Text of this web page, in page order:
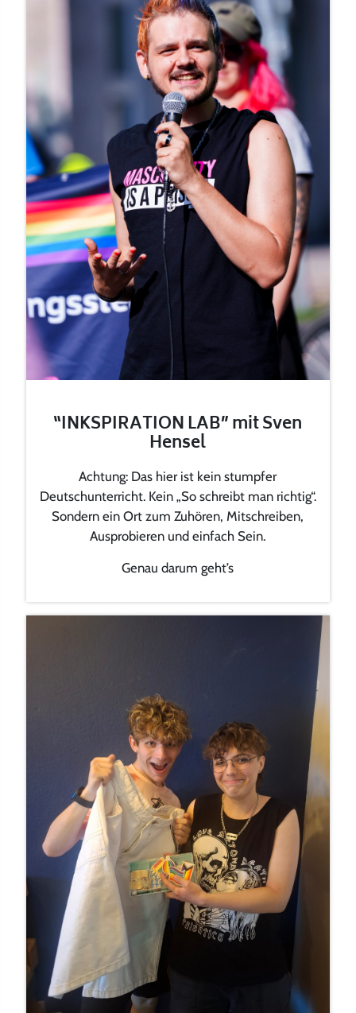
“INKSPIRATION LAB” mit Sven
Hensel
Achtung: Das hier ist kein stumpfer
Deutschunterricht. Kein „So schreibt man richtig“.
Sondern ein Ort zum Zuhören, Mitschreiben,
Ausprobieren und einfach Sein.
Genau darum geht’s